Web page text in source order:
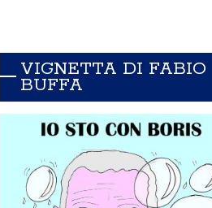
VIGNETTA DI FABIO
BUFFA